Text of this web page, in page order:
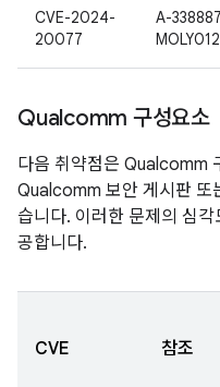
CVE-2024-
20077
A-
Qualcomm 구성요소
다음 취약점은 Qualcomm
Qualcomm 보안 게시판 또
습니다. 이러한 문제의 심
공합니다.
CVE 참조